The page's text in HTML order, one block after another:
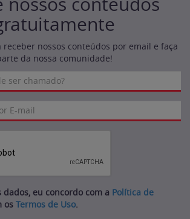
receber nossos conteúdos por email e faça
da nossa comunidade!
eu concordo com a Política de
os Termos de Uso.